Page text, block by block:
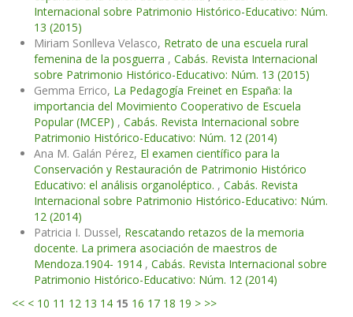
Internacional sobre Patrimonio Histórico-Educativo: Núm.
13 (2015)
Miriam Sonlleva Velasco, Retrato de una escuela rural
femenina de la posguerra , Cabás. Revista Internacional
sobre Patrimonio Histórico-Educativo: Núm. 13 (2015)
Gemma Errico, La Pedagogía Freinet en España: la
importancia del Movimiento Cooperativo de Escuela
Popular (MCEP) , Cabás. Revista Internacional sobre
Patrimonio Histórico-Educativo: Núm. 12 (2014)
Ana M. Galán Pérez, El examen científico para la
Conservación y Restauración de Patrimonio Histórico
Educativo: el análisis organoléptico. , Cabás. Revista
Internacional sobre Patrimonio Histórico-Educativo: Núm.
12 (2014)
Patricia I. Dussel, Rescatando retazos de la memoria
docente. La primera asociación de maestros de
Mendoza.1904- 1914 , Cabás. Revista Internacional sobre
Patrimonio Histórico-Educativo: Núm. 12 (2014)
<< < 10 11 12 13 14 15 16 17 18 19 > >>